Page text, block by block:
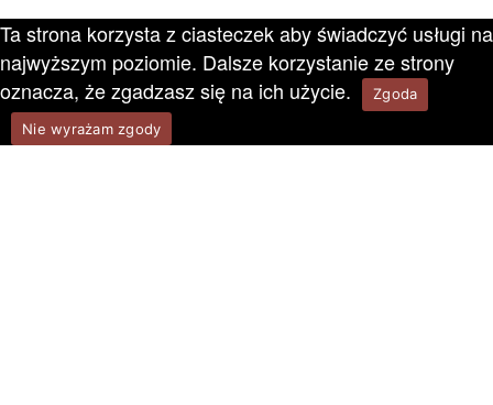
Ta strona korzysta z ciasteczek aby świadczyć usługi na
najwyższym poziomie. Dalsze korzystanie ze strony
oznacza, że zgadzasz się na ich użycie.
Zgoda
Nie wyrażam zgody